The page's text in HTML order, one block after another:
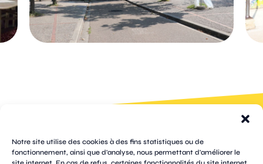
Notre site utilise des cookies à des fins statistiques ou de
fonctionnement, ainsi que d'analyse, nous permettant d'améliorer le
de la
république
CS
pages